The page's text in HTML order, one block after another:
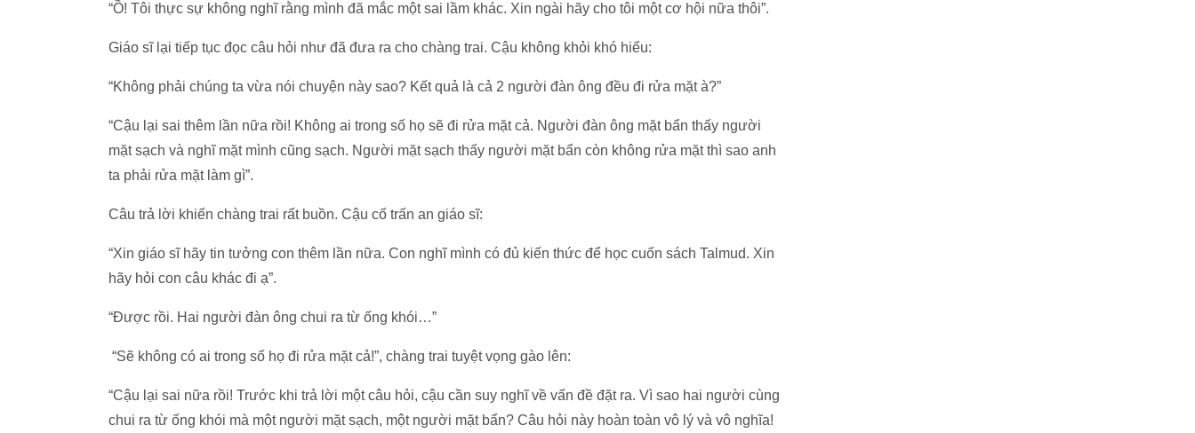
“Ồ! Tôi thực sự không nghĩ rằng mình đã mắc một sai lầm khác. Xin ngài hãy cho tôi một cơ hội nữa thôi”.
Giáo sĩ lại tiếp tục đọc câu hỏi như đã đưa ra cho chàng trai. Cậu không khỏi khó hiểu:
“Không phải chúng ta vừa nói chuyện này sao? Kết quả là cả 2 người đàn ông đều đi rửa mặt à?”
“Cậu lại sai thêm lần nữa rồi! Không ai trong số họ sẽ đi rửa mặt cả. Người đàn ông mặt bẩn thấy người
mặt sạch và nghĩ mặt mình cũng sạch. Người mặt sạch thấy người mặt bẩn còn không rửa mặt thì sao anh
ta phải rửa mặt làm gì”.
Câu trả lời khiến chàng trai rất buồn. Cậu cố trấn an giáo sĩ:
“Xin giáo sĩ hãy tin tưởng con thêm lần nữa. Con nghĩ mình có đủ kiến thức để học cuốn sách Talmud. Xin
hãy hỏi con câu khác đi ạ”.
“Được rồi. Hai người đàn ông chui ra từ ống khói…”
“Sẽ không có ai trong số họ đi rửa mặt cả!”, chàng trai tuyệt vọng gào lên:
“Cậu lại sai nữa rồi! Trước khi trả lời một câu hỏi, cậu cần suy nghĩ về vấn đề đặt ra. Vì sao hai người cùng
chui ra từ ống khói mà một người mặt sạch, một người mặt bẩn? Câu hỏi này hoàn toàn vô lý và vô nghĩa!